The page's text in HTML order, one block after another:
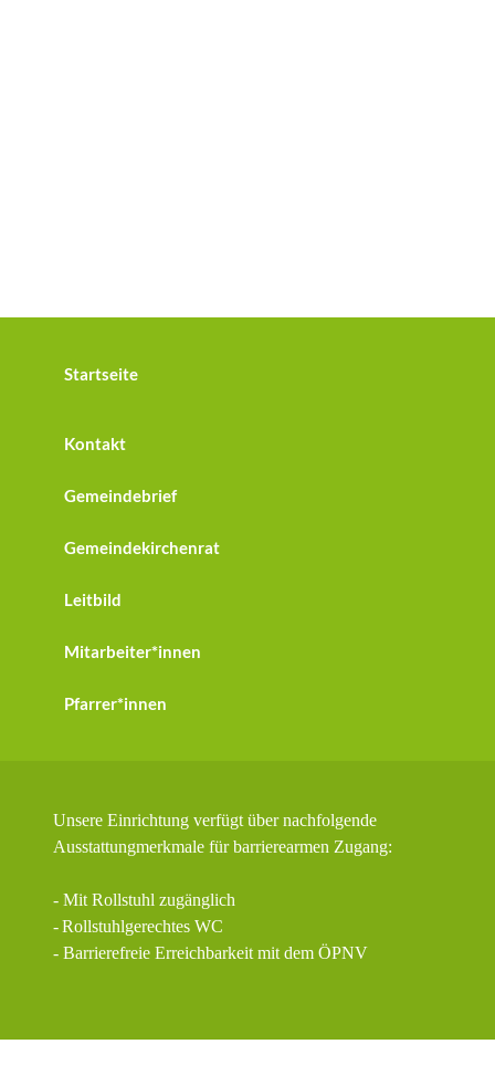
Startseite
Kontakt
Gemeindebrief
Gemeindekirchenrat
Leitbild
Mitarbeiter*innen
Pfarrer*innen
Unsere Einrichtung verfügt über nachfolgende
Ausstattungmerkmale für barrierearmen Zugang:
- Mit Rollstuhl zugänglich
-Rollstuhlgerechtes WC
- Barrierefreie Erreichbarkeit mit dem ÖPNV